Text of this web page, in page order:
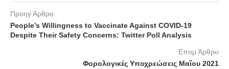
Προηγ Άρθρο
People’s Willingness to Vaccinate Against COVID-19
Despite Their Safety Concerns: Twitter Poll Analysis
Επομ Άρθρο
Φορολογικές Υποχρεώσεις Μαΐου 2021